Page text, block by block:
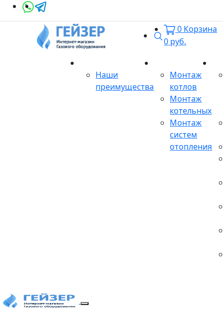
Поиск
0 Корзина
0 руб.
Наши
преимущества
Монтаж
котлов
Монтаж
котельных
Монтаж
систем
отопления